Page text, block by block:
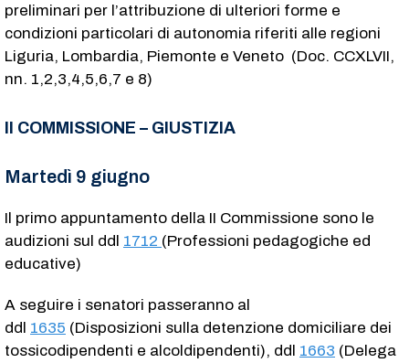
preliminari per l’attribuzione di ulteriori forme e
condizioni particolari di autonomia riferiti alle regioni
Liguria, Lombardia, Piemonte e Veneto (Doc. CCXLVII,
nn. 1,2,3,4,5,6,7 e 8)
II COMMISSIONE – GIUSTIZIA
Martedì 9 giugno
Il primo appuntamento della II Commissione sono le
audizioni sul ddl 1712 (Professioni pedagogiche ed
educative)
A seguire i senatori passeranno al
ddl 1635 (Disposizioni sulla detenzione domiciliare dei
tossicodipendenti e alcoldipendenti), ddl 1663 (Delega